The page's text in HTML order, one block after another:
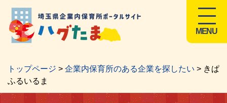
MENU
トップページ > 企業内保育所のある企業を探したい > きぱ
ふるいるま